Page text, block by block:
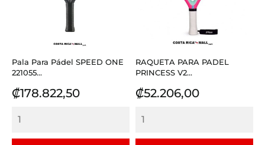
Pala Para Pádel SPEED ONE
221055...
Precio
₡178.822,50
RAQUETA PARA PADEL
PRINCESS V2...
Precio
₡52.206,00